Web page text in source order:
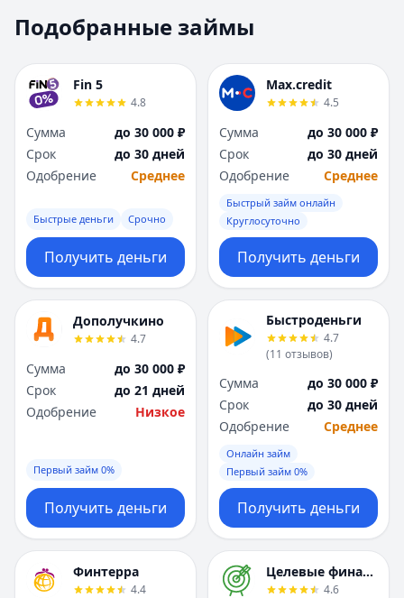
Набережные Челны
Нижний Новгород
Новокузнецк
Новосибирск
Омск
П
Пенза
Пермь
Р
Ростов-на-Дону
Рязань
С
Самара
Санкт-Петербург
Саратов
Севастополь
Сочи
Сургут
Т
Тверь
Тольятти
Томск
Тула
Набережные
Нижний Новгород
Новокузнецк
Новосибирск
Омск
Оренбург
П
Пенза
Пермь
Р
Ростов-на-Дону
Рязань
С
Самара
Санкт-Петербург
Саратов
Севастополь
Сочи
Сургут
Т
Тверь
Тольятти
Томск
Тула
Подобранные займы
Fin 5
4.8
Сумма
до 30 000 ₽
Срок
до 30 дней
Одобрение
Среднее
Быстрые деньги Срочно
Получить деньги
Max.credit
4.5
Сумма
до 30 000 ₽
Срок
до 30 дней
Одобрение
Среднее
Быстрый займ онлайн
Круглосуточно
Получить деньги
Дополучкино
4.7
Сумма
до 30 000 ₽
Срок
до 21 дней
Одобрение
Низкое
Первый займ 0%
Получить деньги
Быстроденьги
4.7
(11 отзывов)
Сумма
до 30 000 ₽
Срок
до 30 дней
Одобрение
Среднее
Онлайн займ
Первый займ 0%
Получить деньги
Финтерра
4.4
Целевые финансы
4.6